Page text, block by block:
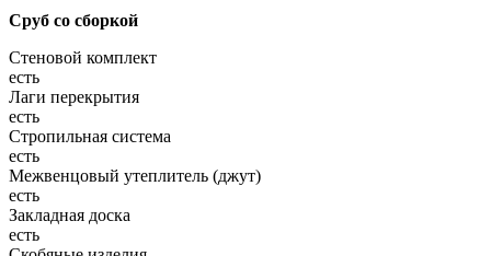
Сруб со сборкой
Стеновой комплект
есть
Лаги перекрытия
есть
Стропильная система
есть
Межвенцовый утеплитель (джут)
есть
Закладная доска
есть